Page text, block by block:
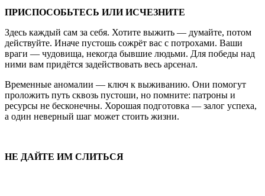
ПРИСПОСОБЬТЕСЬ ИЛИ ИСЧЕЗНИТЕ
Здесь каждый сам за себя. Хотите выжить — думайте, потом
действуйте. Иначе пустошь сожрёт вас с потрохами. Ваши
враги — чудовища, некогда бывшие людьми. Для победы над
ними вам придётся задействовать весь арсенал.
Временные аномалии — ключ к выживанию. Они помогут
проложить путь сквозь пустоши, но помните: патроны и
ресурсы не бесконечны. Хорошая подготовка — залог успеха,
а один неверный шаг может стоить жизни.
НЕ ДАЙТЕ ИМ СЛИТЬСЯ